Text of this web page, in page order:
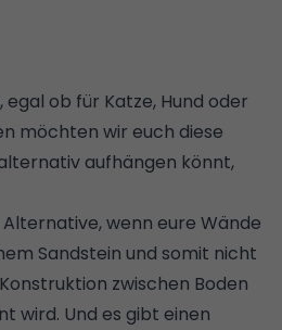
egal ob für Katze, Hund oder
möchten wir euch diese
aufhängen könnt,
wenn eure Wände
Sandstein und somit nicht
zwischen Boden
wird. Und es gibt einen